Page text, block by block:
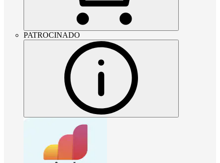
PATROCINADO